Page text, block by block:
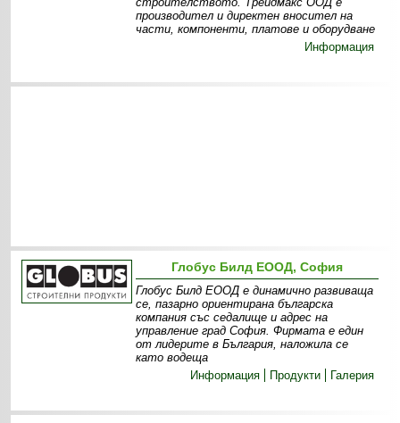
производител и директен вносител на
части, компоненти, платове и оборудване
Информация
Глобус Билд ЕООД, София
Глобус Билд ЕООД е динамично развиваща
се, пазарно ориентирана българска
компания със седалище и адрес на
управление град София. Фирмата е един
от лидерите в България, наложила се
като водеща
Информация
Продукти Галерия